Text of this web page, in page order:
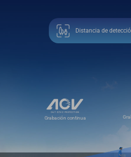
Distancia de
Grabación continua